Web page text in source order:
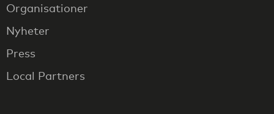
Organisationer
Nyheter
Press
Local Partners